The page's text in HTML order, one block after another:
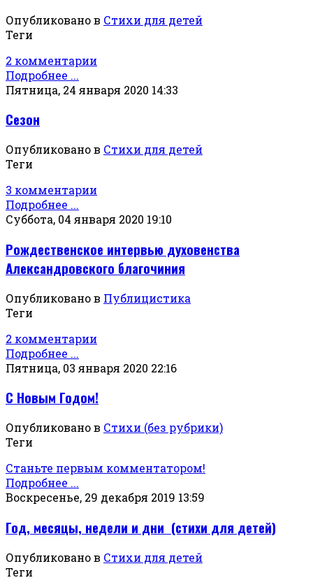
Опубликовано в Стихи для детей
Теги
2 комментарии
Подробнее ...
Пятница, 24 января 2020 14:33
Сезон
Опубликовано в Стихи для детей
Теги
3 комментарии
Подробнее ...
Суббота, 04 января 2020 19:10
Рождественское интервью духовенства
Александровского благочиния
Опубликовано в Публицистика
Теги
2 комментарии
Подробнее ...
Пятница, 03 января 2020 22:16
С Новым Годом!
Опубликовано в Стихи (без рубрики)
Теги
Станьте первым комментатором!
Подробнее ...
Воскресенье, 29 декабря 2019 13:59
Год, месяцы, недели и дни (стихи для детей)
Опубликовано в Стихи для детей
Теги